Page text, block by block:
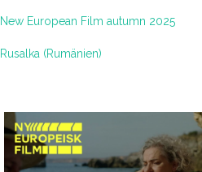
New European Film autumn 2025
Rusalka (Rumänien)